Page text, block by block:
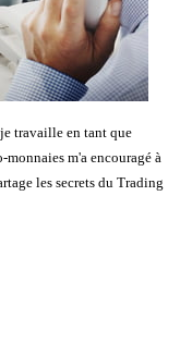
travaille en tant que
m'a encouragé à
les secrets du Trading